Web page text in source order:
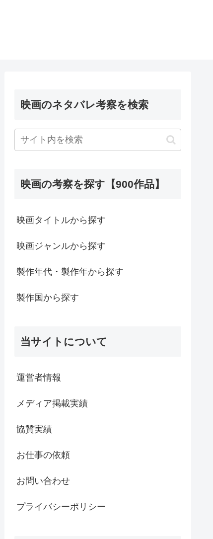
映画のネタバレ考察を検索
映画の考察を探す【900作品】
映画タイトルから探す
映画ジャンルから探す
製作年代・製作年から探す
製作国から探す
当サイトについて
運営者情報
メディア掲載実績
協賛実績
お仕事の依頼
お問い合わせ
プライバシーポリシー